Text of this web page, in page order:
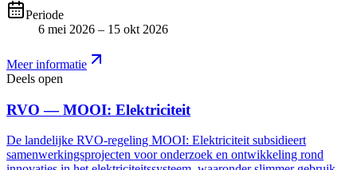
Periode
6 mei 2026 – 15 okt 2026
Meer informatie
Deels open
RVO — MOOI: Elektriciteit
De landelijke RVO-regeling MOOI: Elektriciteit subsidieert
samenwerkingsprojecten voor onderzoek en ontwikkeling rond